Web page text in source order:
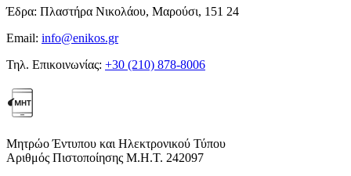
Έδρα: Πλαστήρα Νικολάου, Μαρούσι, 151 24
Email: info@enikos.gr
Τηλ. Επικοινωνίας: +30 (210) 878-8006
Μητρώο Έντυπου και Ηλεκτρονικού Τύπου
Αριθμός Πιστοποίησης Μ.Η.Τ. 242097